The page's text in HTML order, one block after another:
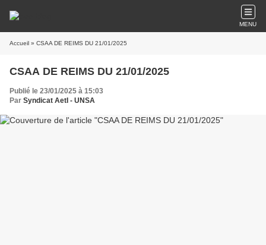
MENU
Accueil » CSAA DE REIMS DU 21/01/2025
CSAA DE REIMS DU 21/01/2025
Publié le 23/01/2025 à 15:03
Par Syndicat AetI - UNSA